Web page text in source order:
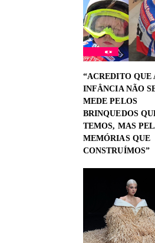
“ACREDITO QUE
INFÂNCIA NÃO
MEDE PELOS
BRINQUEDOS
TEMOS, MAS
MEMÓRIAS QUE
CONSTRUÍMOS”